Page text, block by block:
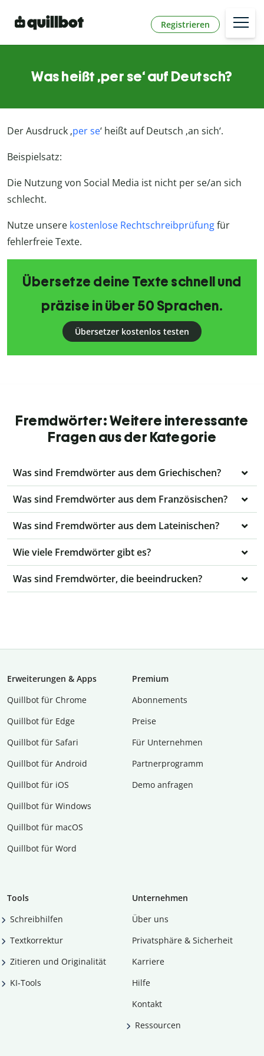
Registrieren
Was heißt ‚per se‘ auf Deutsch?
Der Ausdruck ‚per se‘ heißt auf Deutsch ‚an sich‘.
Beispielsatz:
Die Nutzung von Social Media ist nicht per se/an sich
schlecht.
Nutze unsere kostenlose Rechtschreibprüfungfür
fehlerfreie Texte.
Übersetze deine Texte schnell und
präzise in über 50 Sprachen.
Übersetzer kostenlos testen
Fremdwörter: Weitere interessante
Fragen aus der Kategorie
Was sind Fremdwörter aus dem Griechischen?
Was sind Fremdwörter aus dem Französischen?
Was sind Fremdwörter aus dem Lateinischen?
Wie viele Fremdwörter gibt es?
Was sind Fremdwörter, die beeindrucken?
Erweiterungen & Apps
Quillbot für Chrome
Quillbot für Edge
Quillbot für Safari
Quillbot für Android
Quillbot für iOS
Quillbot für Windows
Quillbot für macOS
Quillbot für Word
Premium
Abon­ne­ments
Preise
Für Unternehmen
Partnerprogramm
Demo anfragen
Tools
Schreibhilfen
Textkorrektur
Zitieren und Originalität
KI-Tools
Unternehmen
Über uns
Privatsphäre & Sicherheit
Karriere
Hilfe
Kontakt
Ressourcen